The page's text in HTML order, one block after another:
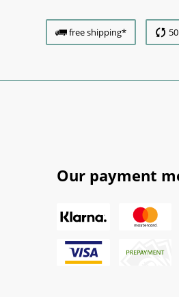
free shipping*
Our payment